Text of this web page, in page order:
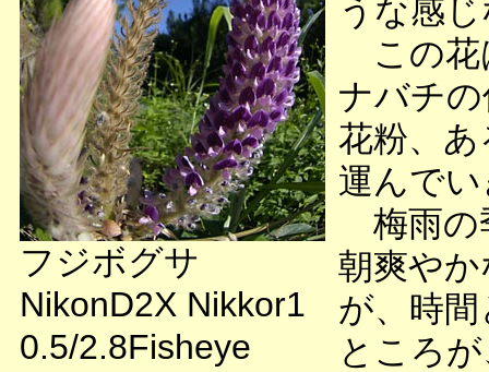
フジボグサ
NikonD2X Nikkor1
0.5/2.8Fisheye
うな感
この花
ナバチ
花粉、
運んで
梅雨の
朝爽や
が、時
ところ